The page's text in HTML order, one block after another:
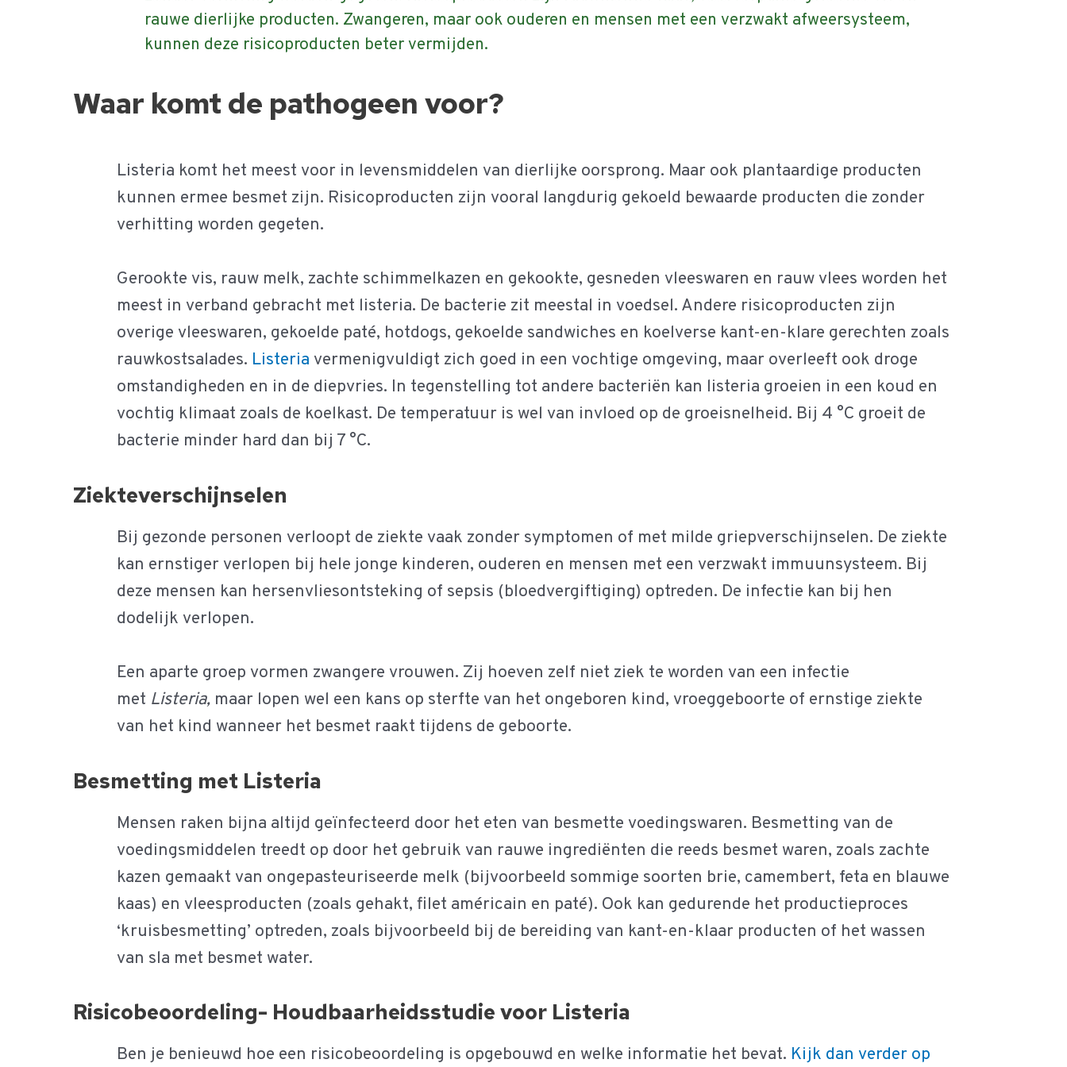
rauwe dierlijke producten. Zwangeren, maar ook ouderen en mensen met een verzwakt afweersysteem,
kunnen deze risicoproducten beter vermijden.
Waar komt de pathogeen voor?
Listeria komt het meest voor in levensmiddelen van dierlijke oorsprong. Maar ook plantaardige producten
kunnen ermee besmet zijn. Risicoproducten zijn vooral langdurig gekoeld bewaarde producten die zonder
verhitting worden gegeten.
Gerookte vis, rauw melk, zachte schimmelkazen en gekookte, gesneden vleeswaren en rauw vlees worden het
meest in verband gebracht met listeria. De bacterie zit meestal in voedsel. Andere risicoproducten zijn
overige vleeswaren, gekoelde paté, hotdogs, gekoelde sandwiches en koelverse kant-en-klare gerechten zoals
rauwkostsalades. Listeria vermenigvuldigt zich goed in een vochtige omgeving, maar overleeft ook droge
omstandigheden en in de diepvries. In tegenstelling tot andere bacteriën kan listeria groeien in een koud en
vochtig klimaat zoals de koelkast. De temperatuur is wel van invloed op de groeisnelheid. Bij 4 °C groeit de
bacterie minder hard dan bij 7 °C.
Ziekteverschijnselen
Bij gezonde personen verloopt de ziekte vaak zonder symptomen of met milde griepverschijnselen. De ziekte
kan ernstiger verlopen bij hele jonge kinderen, ouderen en mensen met een verzwakt immuunsysteem. Bij
deze mensen kan hersenvliesontsteking of sepsis (bloedvergiftiging) optreden. De infectie kan bij hen
dodelijk verlopen.
Een aparte groep vormen zwangere vrouwen. Zij hoeven zelf niet ziek te worden van een infectie
met Listeria, maar lopen wel een kans op sterfte van het ongeboren kind, vroeggeboorte of ernstige ziekte
van het kind wanneer het besmet raakt tijdens de geboorte.
Besmetting met Listeria
Mensen raken bijna altijd geïnfecteerd door het eten van besmette voedingswaren. Besmetting van de
voedingsmiddelen treedt op door het gebruik van rauwe ingrediënten die reeds besmet waren, zoals zachte
kazen gemaakt van ongepasteuriseerde melk (bijvoorbeeld sommige soorten brie, camembert, feta en blauwe
kaas) en vleesproducten (zoals gehakt, filet américain en paté). Ook kan gedurende het productieproces
‘kruisbesmetting’ optreden, zoals bijvoorbeeld bij de bereiding van kant-en-klaar producten of het wassen
van sla met besmet water.
Risicobeoordeling- Houdbaarheidsstudie voor Listeria
Ben je benieuwd hoe een risicobeoordeling is opgebouwd en welke informatie het bevat. Kijk dan verder op